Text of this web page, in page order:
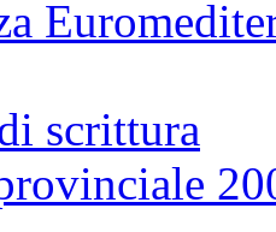
scrittura